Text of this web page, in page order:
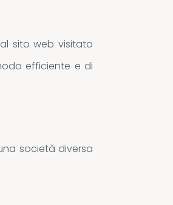
sito web visitato
efficiente e di
società diversa